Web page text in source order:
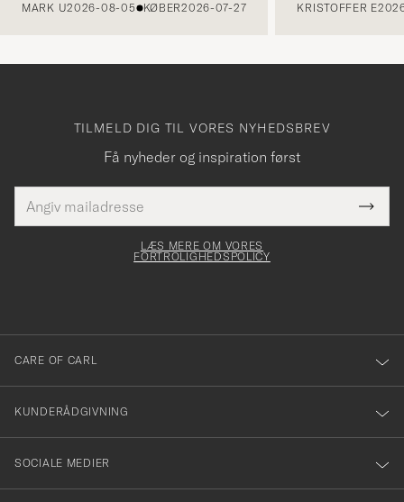
MARK U2026-08-05 KØBER2026-07-27 KRISTOFFER E
TILMELD DIG TIL VORES NYHEDSBREV
Få nyheder og inspiration først
mailadresse
skal
Tack
för
dig
till
vårt
nyhetsbrev!
LÆS MERE OM VORES
FORTROLIGHEDSPOLICY
CARE OF CARL
KUNDERÅDGIVNING
SOCIALE MEDIER